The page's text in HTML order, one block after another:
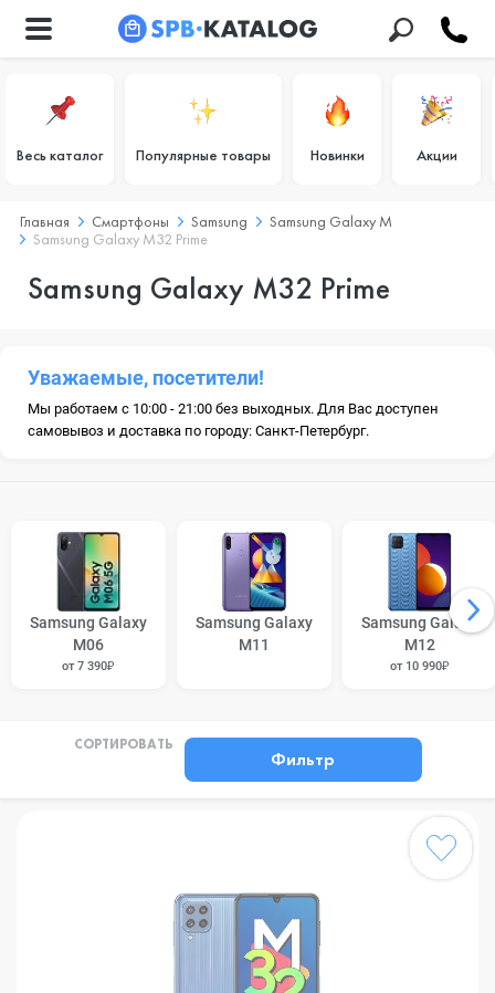
Весь каталог Популярные товары Новинки Акции
Главная Смартфоны Samsung
Samsung Galaxy M
Samsung Galaxy M32 Prime
Samsung Galaxy M32 Prime
Уважаемые, посетители!
Мы работаем с 10:00 - 21:00 без выходных. Для Вас доступен
самовывоз и доставка по городу: Санкт-Петербург.
Samsung Galaxy
M06
от 7 390₽
Samsung Galaxy
M11
Samsung Galaxy
M12
от 10 990₽
СОРТИРОВАТЬ
Фильтр